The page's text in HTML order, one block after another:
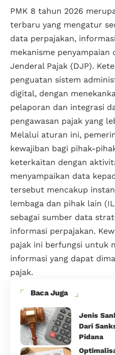
PMK 8 tahun 2026
terbaru yang mengatur
data perpajakan,
mekanisme
Jenderal Pajak (DJP).
penguatan sistem
digital, dengan
pelaporan dan integrasi
pengawasan pajak yang
Melalui aturan ini,
kewajiban bagi pihak-
keterkaitan dengan
menyampaikan data
tersebut mencakup
lembaga dan pihak lain
sebagai sumber data
informasi perpajakan.
pajak ini berfungsi untuk
informasi yang dapat
pajak.
Baca Juga
Jenis
Dari
Pidana